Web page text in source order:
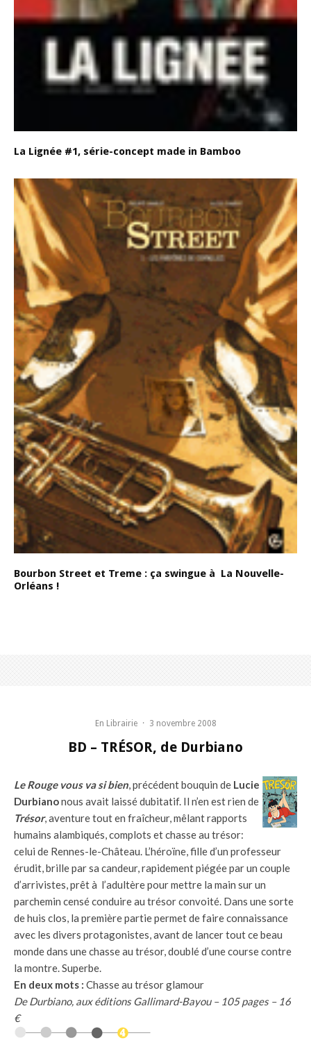
La Lignée #1, série-concept made in Bamboo
Bourbon Street et Treme : ça swingue à La Nouvelle-
Orléans !
En Librairie · 3 novembre 2008
BD – TRÉSOR, de Durbiano
Le Rouge vous va si bien, précédent bouquin de Lucie
Durbianonous avait laissé dubitatif. Il n’en est rien de
Trésor, aventure tout en fraîcheur, mêlant rapports
humains alambiqués, complots et chasse au trésor:
celui de Rennes-le-Château. L’héroïne, fille d’un professeur
érudit, brille par sa candeur, rapidement piégée par un couple
d’arrivistes, prêt à l’adultère pour mettre la main sur un
parchemin censé conduire au trésor convoité. Dans une sorte
de huis clos, la première partie permet de faire connaissance
avec les divers protagonistes, avant de lancer tout ce beau
monde dans une chasse au trésor, doublé d’une course contre
la montre. Superbe.
En deux mots : Chasse au trésor glamour
De Durbiano, aux éditions Gallimard-Bayou – 105 pages – 16
€